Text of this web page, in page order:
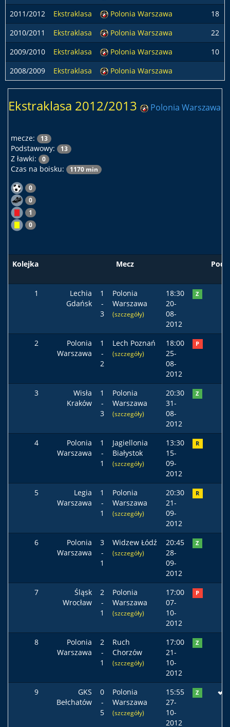
2011/2012
Ekstraklasa Polonia Warszawa
18
2010/2011
Ekstraklasa Polonia Warszawa
22
2009/2010
Ekstraklasa Polonia Warszawa
10
2008/2009
Ekstraklasa Polonia Warszawa
Ekstraklasa 2012/2013 Polonia Warszawa
mecze: 13
Podstawowy: 13
Z ławki: 0
Czas na boisku: 1170 min
0
0
1
0
Kolejka Mecz
1
Lechia
Gdańsk
1
-
3
Polonia
Warszawa
(szczegóły)
18:30
20-
08-
2012
Z
2
Polonia
Warszawa
1
-
2
Lech Poznań
(szczegóły)
18:00
25-
08-
2012
P
3
Wisła
Kraków
1
-
3
Polonia
Warszawa
(szczegóły)
20:30
31-
08-
2012
Z
4
Polonia
Warszawa
1
-
1
Jagiellonia
Białystok
(szczegóły)
13:30
15-
09-
2012
R
5
Legia
Warszawa
1
-
1
Polonia
Warszawa
(szczegóły)
20:30
21-
09-
2012
R
6
Polonia
Warszawa
3
-
1
Widzew Łódź
(szczegóły)
20:45
28-
09-
2012
Z
7
Śląsk
Wrocław
2
-
1
Polonia
Warszawa
(szczegóły)
17:00
07-
10-
2012
P
8
Polonia
Warszawa
2
-
1
Ruch
Chorzów
(szczegóły)
17:00
21-
10-
2012
Z
9
GKS
Bełchatów
0
-
5
Polonia
Warszawa
(szczegóły)
15:55
27-
10-
2012
Z